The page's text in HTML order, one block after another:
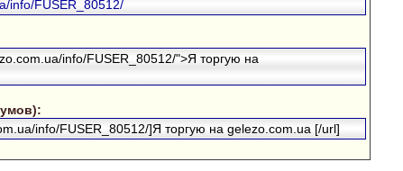
info/FUSER_80512/
info/FUSER_80512/">Я торгую на
info/FUSER_80512/]Я торгую на gelezo.com.ua [/url]